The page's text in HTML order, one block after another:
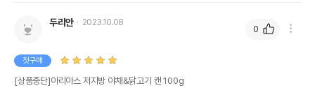
두리안 2023.10.08
첫구매
[상품중단]아리아스 저지방 야채&닭고기 캔 100g
0